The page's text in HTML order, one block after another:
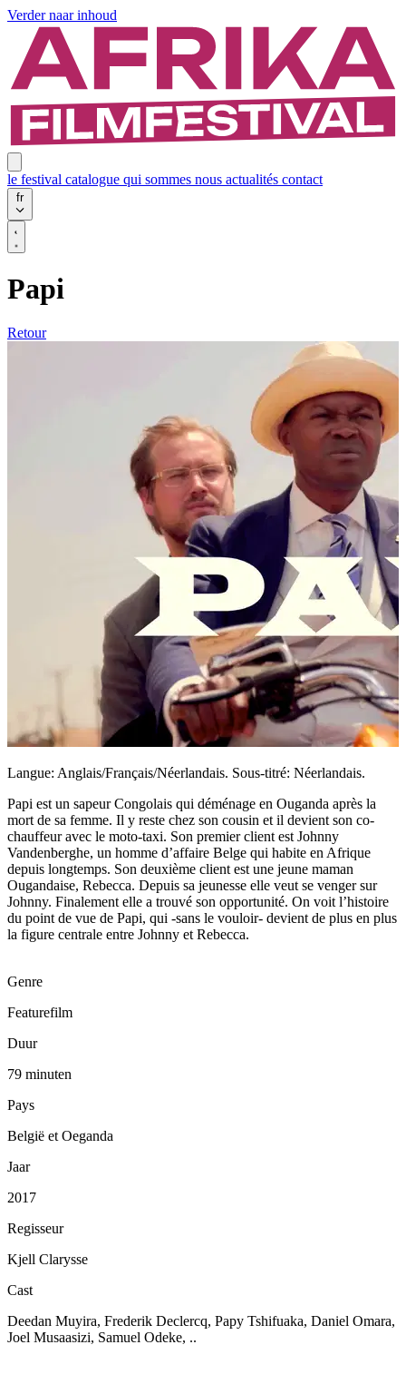
Verder naar inhoud
le festival catalogue qui sommes nous actualités contact
fr
Papi
Retour
Langue: Anglais/Français/Néerlandais. Sous-titré: Néerlandais.
Papi est un sapeur Congolais qui déménage en Ouganda après la
mort de sa femme. Il y reste chez son cousin et il devient son co-
chauffeur avec le moto-taxi. Son premier client est Johnny
Vandenberghe, un homme d’affaire Belge qui habite en Afrique
depuis longtemps. Son deuxième client est une jeune maman
Ougandaise, Rebecca. Depuis sa jeunesse elle veut se venger sur
Johnny. Finalement elle a trouvé son opportunité. On voit l’histoire
du point de vue de Papi, qui -sans le vouloir- devient de plus en plus
la figure centrale entre Johnny et Rebecca.
Genre
Featurefilm
Duur
79 minuten
Pays
België et Oeganda
Jaar
2017
Regisseur
Kjell Clarysse
Cast
Deedan Muyira, Frederik Declercq, Papy Tshifuaka, Daniel Omara,
Joel Musaasizi, Samuel Odeke, ..